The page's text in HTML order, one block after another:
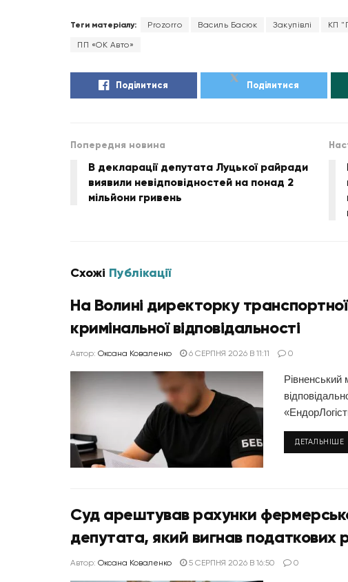
Теги матеріалу: Prozorro Василь Басюк Закупівлі КП
ПП «ОК Авто»
Поділитися Поділитися
Попередня новина
В декларації депутата Луцької райради
виявили невідповідностей на понад 2
мільйони гривень
Схожі Публікації
На Волині директорку транспортної
кримінальної відповідальності
Автор: Оксана Коваленко 6 СЕРПНЯ 2026 В 11:11 0
Рівненський
ДЕТАЛЬНІШЕ
Суд арештував рахунки
депутата, який вигнав податкових
Автор: Оксана Коваленко 5 СЕРПНЯ 2026 В 16:50 0